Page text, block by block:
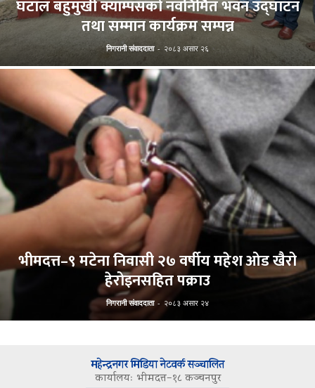
घटाल बहुमुखी क्याम्पसको नवनिर्मित भवन उद्घाटन
तथा सम्मान कार्यक्रम सम्पन्न
निगरानी संवाददाता - २०८३ असार २६
भीमदत्त–९ मटेना निवासी २७ वर्षीय महेश ओड खैरो
हेरोइनसहित पक्राउ
निगरानी संवाददाता - २०८३ असार २४
महेन्द्रनगर मिडिया नेटवर्क सञ्चालित
कार्यालयः भीमदत्त–१८ कञ्चनपुर